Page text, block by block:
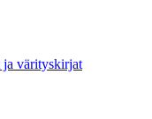
ja värityskirjat